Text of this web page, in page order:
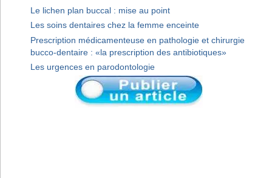
Le lichen plan buccal : mise au point
Les soins dentaires chez la femme enceinte
Prescription médicamenteuse en pathologie et chirurgie
bucco-dentaire : «la prescription des antibiotiques»
Les urgences en parodontologie